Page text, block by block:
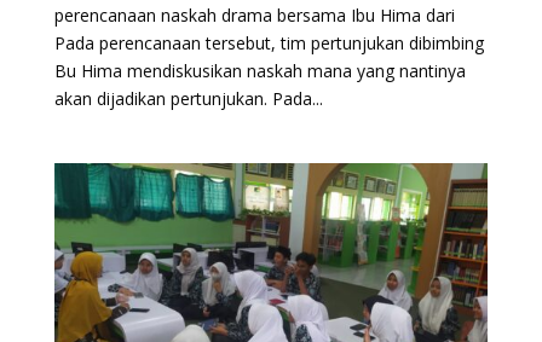
perencanaan naskah drama bersama Ibu Hima dari
Pada perencanaan tersebut, tim pertunjukan dibimbing
Bu Hima mendiskusikan naskah mana yang nantinya
akan dijadikan pertunjukan. Pada...